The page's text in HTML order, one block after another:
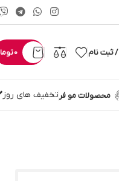
ثبت نام 0
محصولات مو فر تخفیف های روز